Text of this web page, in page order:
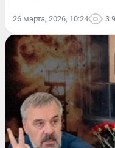
26 марта, 2026, 10:24 3